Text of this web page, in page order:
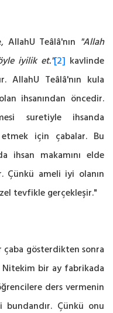
AllahU Teâlâ'nın "Allah
iyilik et."[2] kavlinde
AllahU Teâlâ'nın kula
ihsanından öncedir.
suretiyle ihsanda
için çabalar. Bu
ihsan makamını elde
ameli iyi olanın
tevfikle gerçekleşir."
çaba gösterdikten sonra
Nitekim bir ay fabrikada
ders vermenin
bundandır. Çünkü onu